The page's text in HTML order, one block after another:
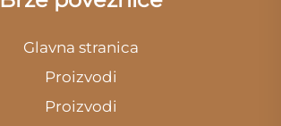
Glavna stranica
Proizvodi
Proizvodi